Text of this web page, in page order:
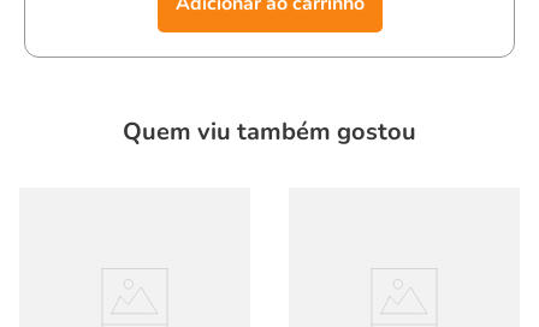
camiseta infantil menina sun branca,
sua filha terá um
visual cheio de estilo e conforto para qualquer ocasião, desde
Quem viu também gostou